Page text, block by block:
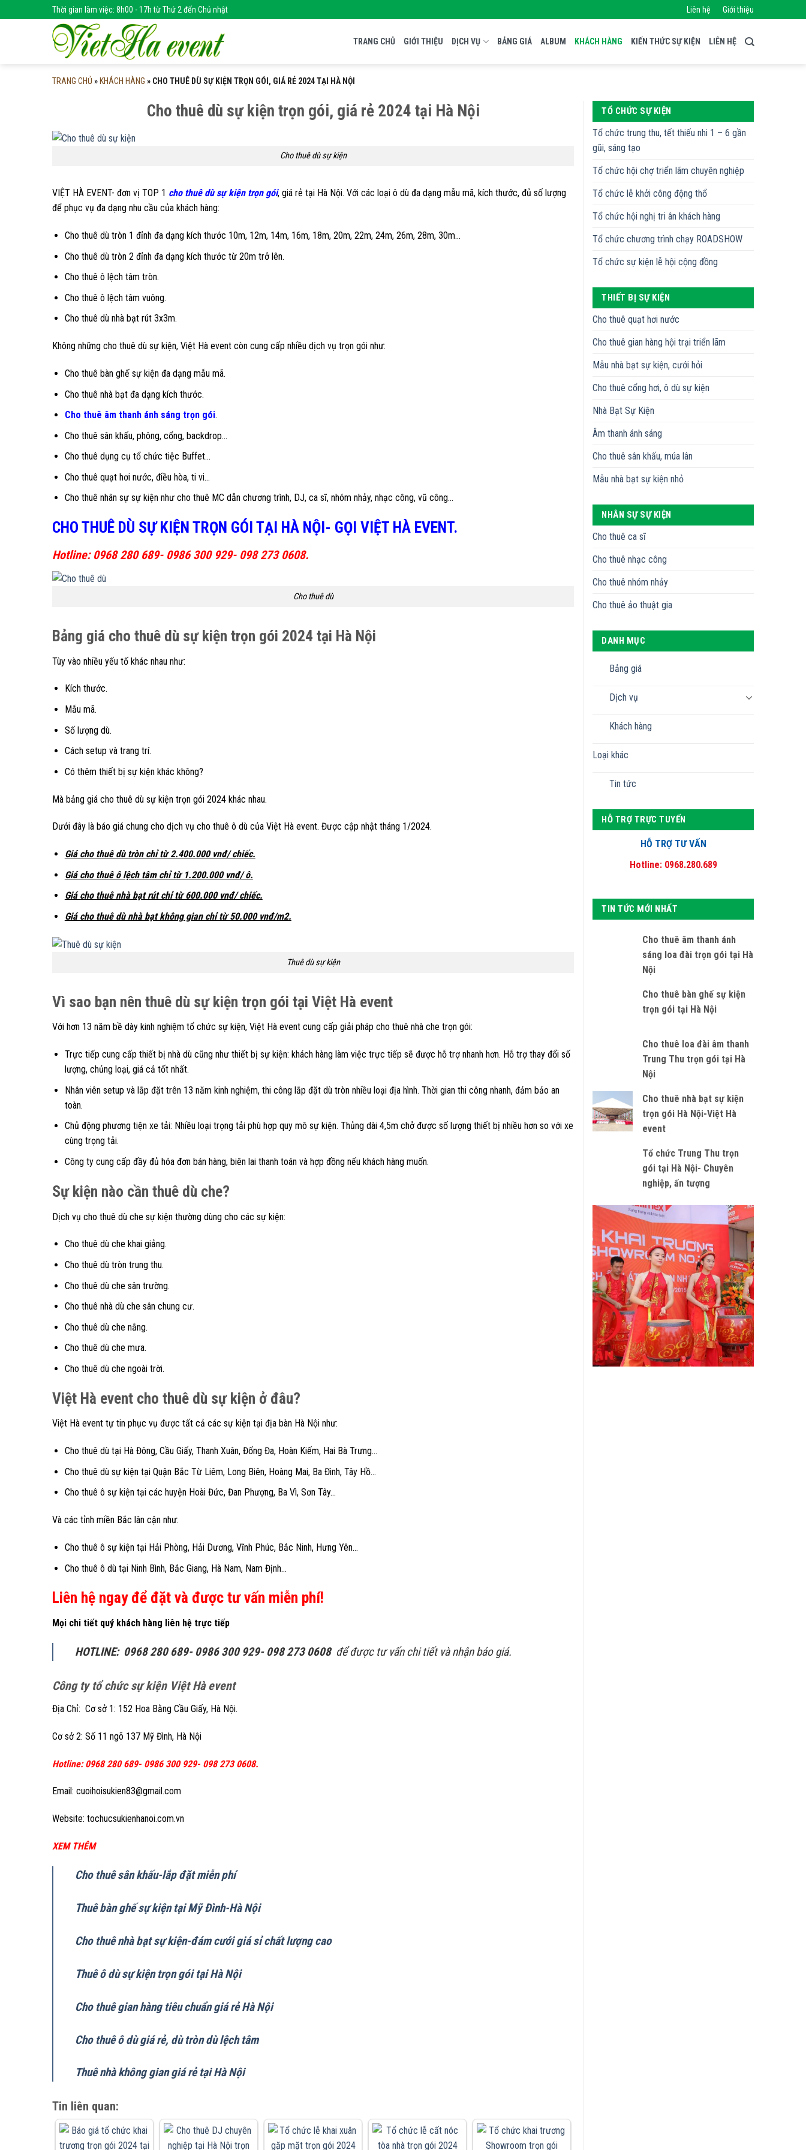
to
Thời gian làm việc: 8h00 - 17h từ Thứ 2 đến Chủ nhật Liên hệ Giới thiệu
TRANG CHỦ GIỚI THIỆU DỊCH VỤ BẢNG GIÁ ALBUM KHÁCH HÀNG KIẾN THỨC SỰ KIỆN LIÊN HỆ
TRANG CHỦ » KHÁCH HÀNG » CHO THUÊ DÙ SỰ KIỆN TRỌN GÓI, GIÁ RẺ 2024 TẠI HÀ NỘI
Cho thuê dù sự kiện trọn gói, giá rẻ 2024 tại Hà Nội
Cho thuê dù sự kiện
VIỆT HÀ EVENT- đơn vị TOP 1 cho thuê dù sự kiện trọn gói, giá rẻ tại Hà Nội. Với các loại ô dù đa dạng mẫu mã, kích thước, đủ số lượng
để phục vụ đa dạng nhu cầu của khách hàng:
Cho thuê dù tròn 1 đỉnh đa dạng kích thước 10m, 12m, 14m, 16m, 18m, 20m, 22m, 24m, 26m, 28m, 30m…
Cho thuê dù tròn 2 đỉnh đa dạng kích thước từ 20m trở lên.
Cho thuê ô lệch tâm tròn.
Cho thuê ô lệch tâm vuông.
Cho thuê dù nhà bạt rút 3x3m.
Không những cho thuê dù sự kiện, Việt Hà event còn cung cấp nhiều dịch vụ trọn gói như:
Cho thuê bàn ghế sự kiện đa dạng mẫu mã.
Cho thuê nhà bạt đa dạng kích thước.
Cho thuê âm thanh ánh sáng trọn gói.
Cho thuê sân khấu, phông, cổng, backdrop…
Cho thuê dụng cụ tổ chức tiệc Buffet…
Cho thuê quạt hơi nước, điều hòa, ti vi…
Cho thuê nhân sự sự kiện như cho thuê MC dẫn chương trình, DJ, ca sĩ, nhóm nhảy, nhạc công, vũ công…
CHO THUÊ DÙ SỰ KIỆN TRỌN GÓI TẠI HÀ NỘI- GỌI VIỆT HÀ EVENT.
Hotline: 0968 280 689- 0986 300 929- 098 273 0608.
Cho thuê dù
Bảng giá cho thuê dù sự kiện trọn gói 2024 tại Hà Nội
Tùy vào nhiều yếu tố khác nhau như:
Kích thước.
Mẫu mã.
Số lượng dù.
Cách setup và trang trí.
Có thêm thiết bị sự kiện khác không?
Mà bảng giá cho thuê dù sự kiện trọn gói 2024 khác nhau.
Dưới đây là báo giá chung cho dịch vụ cho thuê ô dù của Việt Hà event. Được cập nhật tháng 1/2024.
Giá cho thuê dù tròn chỉ từ 2.400.000 vnđ/ chiếc.
Giá cho thuê ô lệch tâm chỉ từ 1.200.000 vnđ/ ô.
Giá cho thuê nhà bạt rút chỉ từ 600.000 vnđ/ chiếc.
Giá cho thuê dù nhà bạt không gian chỉ từ 50.000 vnđ/m2.
Thuê dù sự kiện
Vì sao bạn nên thuê dù sự kiện trọn gói tại Việt Hà event
Với hơn 13 năm bề dày kinh nghiệm tổ chức sự kiện, Việt Hà event cung cấp giải pháp cho thuê nhà che trọn gói:
Trực tiếp cung cấp thiết bị nhà dù cũng như thiết bị sự kiện: khách hàng làm việc trực tiếp sẽ được hỗ trợ nhanh hơn. Hỗ trợ thay đổi số
lượng, chủng loại, giá cả tốt nhất.
Nhân viên setup và lắp đặt trên 13 năm kinh nghiệm, thi công lắp đặt dù tròn nhiều loại địa hình. Thời gian thi công nhanh, đảm bảo an
toàn.
Chủ động phương tiện xe tải: Nhiều loại trọng tải phù hợp quy mô sự kiện. Thủng dài 4,5m chở được số lượng thiết bị nhiều hơn so với xe
cùng trọng tải.
Công ty cung cấp đầy đủ hóa đơn bán hàng, biên lai thanh toán và hợp đồng nếu khách hàng muốn.
Sự kiện nào cần thuê dù che?
Dịch vụ cho thuê dù che sự kiện thường dùng cho các sự kiện:
Cho thuê dù che khai giảng.
Cho thuê dù tròn trung thu.
Cho thuê dù che sân trường.
Cho thuê nhà dù che sân chung cư.
Cho thuê dù che nắng.
Cho thuê dù che mưa.
Cho thuê dù che ngoài trời.
Việt Hà event cho thuê dù sự kiện ở đâu?
Việt Hà event tự tin phục vụ được tất cả các sự kiện tại địa bàn Hà Nội như:
Cho thuê dù tại Hà Đông, Cầu Giấy, Thanh Xuân, Đống Đa, Hoàn Kiếm, Hai Bà Trưng…
Cho thuê dù sự kiện tại Quận Bắc Từ Liêm, Long Biên, Hoàng Mai, Ba Đình, Tây Hồ…
Cho thuê ô sự kiện tại các huyện Hoài Đức, Đan Phượng, Ba Vì, Sơn Tây…
Và các tỉnh miền Bắc lân cận như:
Cho thuê ô sự kiện tại Hải Phòng, Hải Dương, Vĩnh Phúc, Bắc Ninh, Hưng Yên…
Cho thuê ô dù tại Ninh Bình, Bắc Giang, Hà Nam, Nam Định…
Liên hệ ngay để đặt và được tư vấn miễn phí!
Mọi chi tiết quý khách hàng liên hệ trực tiếp
HOTLINE: 0968 280 689- 0986 300 929- 098 273 0608 để được tư vấn chi tiết và nhận báo giá.
Công ty tổ chức sự kiện Việt Hà event
Địa Chỉ: Cơ sở 1: 152 Hoa Bằng Cầu Giấy, Hà Nội.
Cơ sở 2: Số 11 ngõ 137 Mỹ Đình, Hà Nội
Hotline: 0968 280 689- 0986 300 929- 098 273 0608.
Email: cuoihoisukien83@gmail.com
Website: tochucsukienhanoi.com.vn
XEM THÊM
Cho thuê sân khấu-lắp đặt miễn phí
Thuê bàn ghế sự kiện tại Mỹ Đình-Hà Nội
Cho thuê nhà bạt sự kiện-đám cưới giá sỉ chất lượng cao
Thuê ô dù sự kiện trọn gói tại Hà Nội
Cho thuê gian hàng tiêu chuẩn giá rẻ Hà Nội
Cho thuê ô dù giá rẻ, dù tròn dù lệch tâm
Thuê nhà không gian giá rẻ tại Hà Nội
Tin liên quan:
TỔ CHỨC SỰ KIỆN
Tổ chức trung thu, tết thiếu nhi 1 – 6 gần
gũi, sáng tạo
Tổ chức hội chợ triển lãm chuyên nghiệp
Tổ chức lễ khởi công động thổ
Tổ chức hội nghị tri ân khách hàng
Tổ chức chương trình chạy ROADSHOW
Tổ chức sự kiện lễ hội cộng đồng
THIẾT BỊ SỰ KIỆN
Cho thuê quạt hơi nước
Cho thuê gian hàng hội trại triển lãm
Mẫu nhà bạt sự kiện, cưới hỏi
Cho thuê cổng hơi, ô dù sự kiện
Nhà Bạt Sự Kiện
Âm thanh ánh sáng
Cho thuê sân khấu, múa lân
Mẫu nhà bạt sự kiện nhỏ
NHÂN SỰ SỰ KIỆN
Cho thuê ca sĩ
Cho thuê nhạc công
Cho thuê nhóm nhảy
Cho thuê ảo thuật gia
DANH MỤC
Bảng giá
Dịch vụ
Khách hàng
Loại khác
Tin tức
HỖ TRỢ TRỰC TUYẾN
HỖ TRỢ TƯ VẤN
Hotline: 0968.280.689
TIN TỨC MỚI NHẤT
Cho thuê âm thanh ánh
sáng loa đài trọn gói tại Hà
Nội
Cho thuê bàn ghế sự kiện
trọn gói tại Hà Nội
Cho thuê loa đài âm thanh
Trung Thu trọn gói tại Hà
Nội
Cho thuê nhà bạt sự kiện
trọn gói Hà Nội-Việt Hà
event
Tổ chức Trung Thu trọn
gói tại Hà Nội- Chuyên
nghiệp, ấn tượng